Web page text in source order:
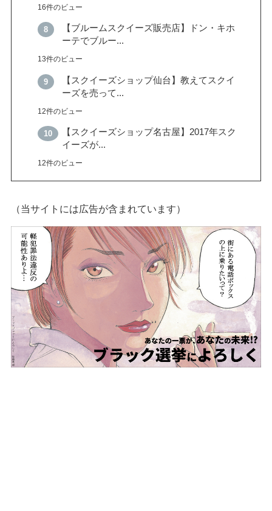
16件のビュー
【ブルームスクイーズ販売店】ドン・キホ
ーテでブルー...
13件のビュー
【スクイーズショップ仙台】教えてスクイ
ーズを売って...
12件のビュー
【スクイーズショップ名古屋】2017年スク
イーズが...
12件のビュー
（当サイトには広告が含まれています）